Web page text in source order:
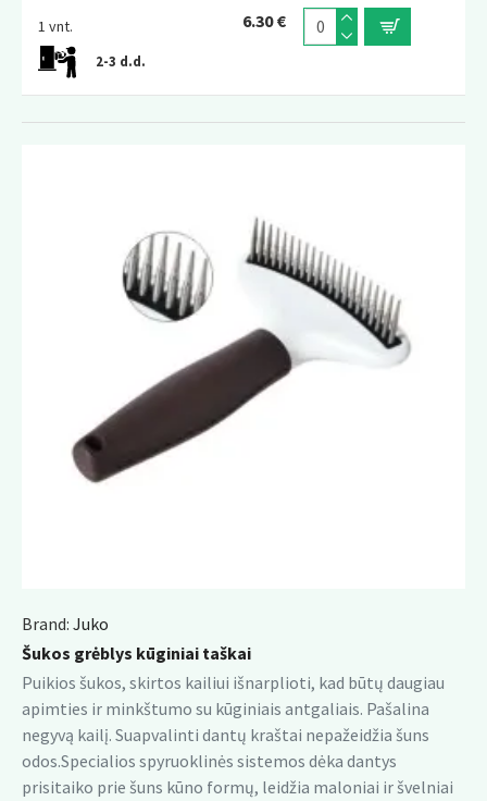
1 vnt.
2-3 d.d.
6.30 €
Brand: Juko
Šukos grėblys kūginiai taškai
Puikios šukos, skirtos kailiui išnarplioti, kad būtų daugiau
apimties ir minkštumo su kūginiais antgaliais. Pašalina
negyvą kailį. Suapvalinti dantų kraštai nepažeidžia šuns
odos.Specialios spyruoklinės sistemos dėka dantys
prisitaiko prie šuns kūno formų, leidžia maloniai ir švelniai